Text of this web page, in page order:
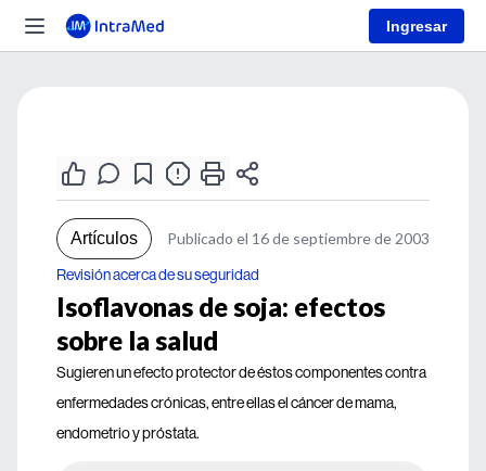
Ingresar
Artículos Publicado el 16 de septiembre de 2003
Revisión acerca de su seguridad
Isoflavonas de soja: efectos
sobre la salud
Sugieren un efecto protector de éstos componentes contra
enfermedades crónicas, entre ellas el cáncer de mama,
endometrio y próstata.